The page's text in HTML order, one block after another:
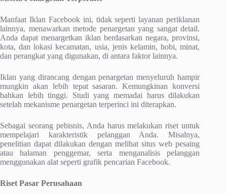
Manfaat Iklan Facebook ini, tidak seperti layanan periklanan
lainnya, menawarkan metode penargetan yang sangat detail.
Anda dapat menargetkan iklan berdasarkan negara, provinsi,
kota, dan lokasi kecamatan, usia, jenis kelamin, hobi, minat,
dan perangkat yang digunakan, di antara faktor lainnya.
Iklan yang dirancang dengan penargetan menyeluruh hampir
mungkin akan lebih tepat sasaran. Kemungkinan konversi
bahkan lebih tinggi. Studi yang memadai harus dilakukan
setelah mekanisme penargetan terperinci ini diterapkan.
Sebagai seorang pebisnis, Anda harus melakukan riset untuk
mempelajari karakteristik pelanggan Anda. Misalnya,
penelitian dapat dilakukan dengan melihat situs web pesaing
atau halaman penggemar, serta menganalisis pelanggan
menggunakan alat seperti grafik pencarian Facebook.
Riset Pasar Perusahaan